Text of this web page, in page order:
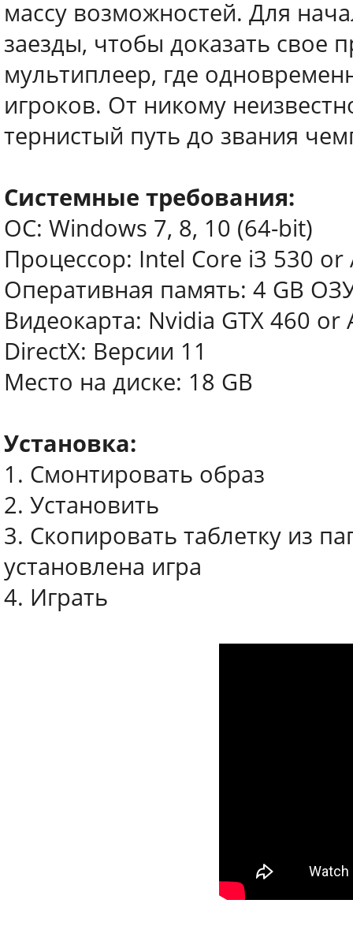
массу возможностей. Для
заезды, чтобы доказать свое
мультиплеер, где
игроков. От никому
тернистый путь до звания
Системные требования:
ОС: Windows 7, 8, 10 (64-bit)
Процессор: Intel Core i3 530 or
Оперативная память: 4 GB
Видеокарта: Nvidia GTX 460 or
DirectX: Версии 11
Место на диске: 18 GB
Установка:
1. Смонтировать образ
2. Установить
3. Скопировать таблетку из
установлена игра
4. Играть